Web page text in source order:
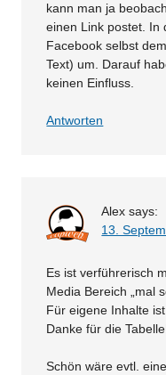
kann man ja
einen Link postet. In
Facebook selbst
Text) um. Darauf
keinen Einfluss.
Antworten
Alex says:
13.
Es ist verführerisch
Media Bereich „mal
Für eigene Inhalte
Danke für die
Schön wäre evtl.